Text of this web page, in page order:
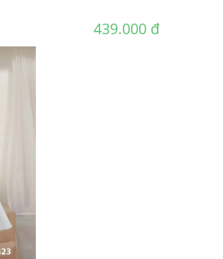
439.000 ₫